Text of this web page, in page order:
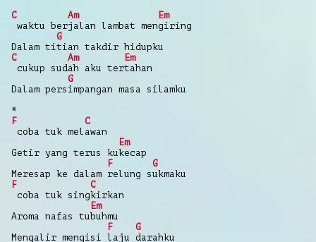
C
Am
Em
waktu berjalan lambat mengiring
G
Dalam titian takdir hidupku
C
Am
Em
cukup sudah aku tertahan
G
Dalam persimpangan masa silamku
*
F
C
coba tuk melawan
Em
Getir yang terus kukecap
F
G
Meresap ke dalam relung sukmaku
F
C
coba tuk singkirkan
Em
Aroma nafas tubuhmu
F
G
Mengalir mengisi laju darahku